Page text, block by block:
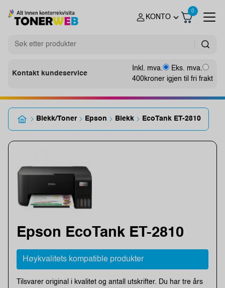
KONTO
0
Kontakt kundeservice
Inkl. mva.
Eks. mva.
400kroner igjen til fri frakt
Blekk/Toner Epson Blekk EcoTank ET-2810
Epson EcoTank ET-2810
Høykvalitets kompatible produkter
Tilsvarer original i kvalitet og antall utskrifter. Du har tre års